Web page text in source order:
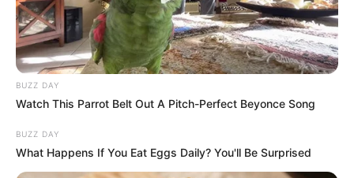
BUZZ DAY
Watch This Parrot Belt Out A Pitch-Perfect Beyonce Song
BUZZ DAY
What Happens If You Eat Eggs Daily? You'll Be Surprised